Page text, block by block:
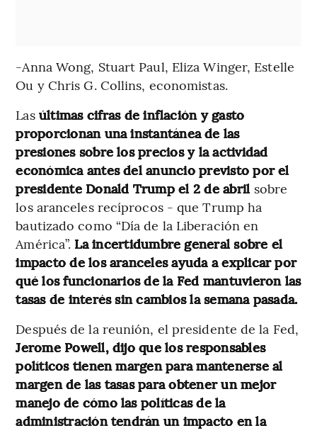
-Anna Wong, Stuart Paul, Eliza Winger, Estelle
Ou y Chris G. Collins, economistas.
Lasúltimas cifras de inflación y gasto
proporcionan una instantánea de las
presiones sobre los precios y la actividad
económica antes del anuncio previsto por el
presidente Donald Trump el 2 de abril sobre
los aranceles recíprocos - que Trump ha
bautizado como “Día de la Liberación en
América”. La incertidumbre general sobre el
impacto de los aranceles ayuda a explicar por
qué los funcionarios de la Fed mantuvieron las
tasas de interés sin cambios la semana pasada.
Después de la reunión, el presidente de la Fed,
Jerome Powell, dijo que los responsables
políticos tienen margen para mantenerse al
margen de las tasas para obtener un mejor
manejo de cómo las políticas de la
administración tendrán un impacto en la